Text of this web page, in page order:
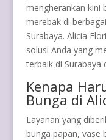
mengherankan kini
merebak di
Surabaya. Alicia
solusi Anda yang
terbaik di Surabaya
Kenapa
Bunga di
Layanan yang
bunga papan, vase